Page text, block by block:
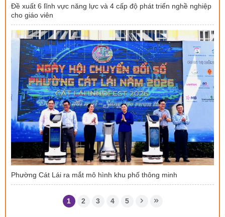
Đề xuất 6 lĩnh vực năng lực và 4 cấp độ phát triển nghề nghiệp
cho giáo viên
Phường Cát Lái ra mắt mô hình khu phố thông minh
1 2 3 4 5